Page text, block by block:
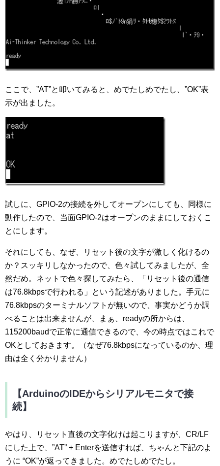
ここで、”AT”と叩いてみると、めでたしめでたし、”OK”表
示が出ました。
試しに、GPIO-2の接続を外してオープンにしても、同様に
動作したので、当面GPIO-2はオープンのままにしておくこ
とにします。
それにしても、なぜ、リセット後の文字が激しく化けるの
か？スッキリしなかったので、色々試してみましたが、全
然だめ。ネットで色々探してみたら、「リセット後の通信
は76.8kbpsで行われる」という記述がありました。手元に
76.8kbpsのターミナルソフトが無いので、事実かどうか調
べることは出来ませんが、まぁ、readyの所からは、
115200baudで正常に通信できるので、今の時点ではこれで
OKとしておきます。（なぜ76.8kbpsになっているのか、理
由は全く分かりません）
【ArduinoのIDEからシリアルモニタで接
続】
やはり、リセット直後の文字化けは起こりますが、CR/LF
にした上で、”AT” + Enterを送信すれば、ちゃんと下記のよ
うに “OK”が返ってきました。めでたしめでたし。